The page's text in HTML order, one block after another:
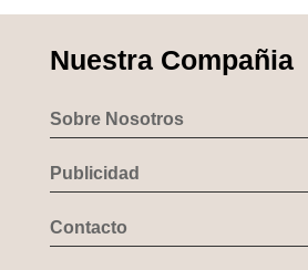
Nuestra Compañia
Sobre Nosotros
Publicidad
Contacto